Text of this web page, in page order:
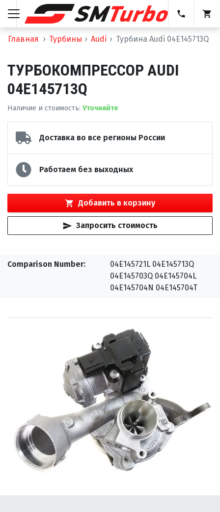
Главная Турбины Audi Турбина Audi 04E145713Q
ТУРБОКОМПРЕССОР AUDI
04E145713Q
Наличие и стоимость: Уточняйте
Доставка во все регионы России
Работаем без выходных
Добавить в корзину
Запросить стоимость
Comparison Number
04E145721L 04E145713Q
04E145703Q 04E145704L
04E145704N 04E145704T